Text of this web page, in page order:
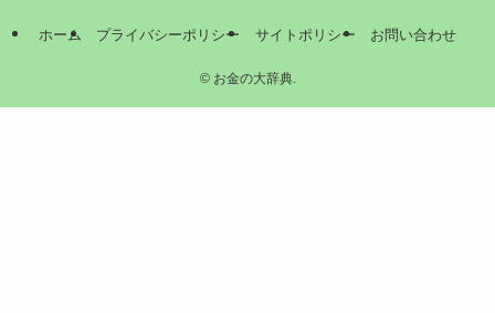
ホーム プライバシーポリシー サイトポリシー お問い合わせ
©お金の大辞典.